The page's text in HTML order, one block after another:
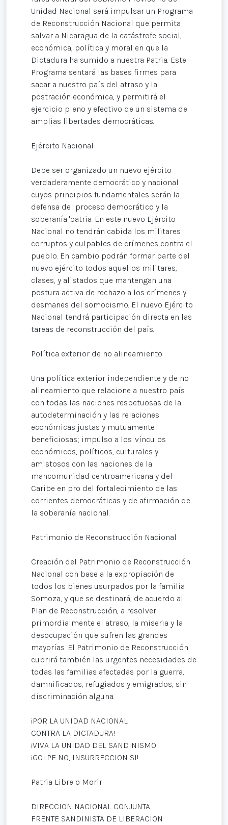
Unidad Nacional será impulsar un Programa
de Reconstrucción Nacional que permita
salvar a Nicaragua de la catástrofe social,
económica, política y moral en que la
Dictadura ha sumido a nuestra Patria. Este
Programa sentará las bases firmes para
sacar a nuestro país del atraso y la
postración económica, y permitirá el
ejercicio pleno y efectivo de un sistema de
amplias libertades democráticas.
Ejército Nacional
Debe ser organizado un nuevo ejército
verdaderamente democrático y nacional
cuyos principios fundamentales serán la
defensa del proceso democrático y la
soberanía 'patria. En este nuevo Ejército
Nacional no tendrán cabida los militares
corruptos y culpables de crímenes contra el
pueblo. En cambio podrán formar parte del
nuevo ejército todos aquellos militares,
clases, y alistados que mantengan una
postura activa de rechazo a los crímenes y
desmanes del somocismo. El nuevo Ejército
Nacional tendrá participación directa en las
tareas de reconstrucción del país.
Política exterior de no alineamiento
Una política exterior independiente y de no
alineamiento que relacione a nuestro país
con todas las naciones respetuosas de la
autodeterminación y las relaciones
económicas justas y mutuamente
beneficiosas; impulso a los .vínculos
económicos, políticos, culturales y
amistosos con las naciones de la
mancomunidad centroamericana y del
Caribe en pro del fortalecimiento de las
corrientes democráticas y de afirmación de
la soberanía nacional.
Patrimonio de Reconstrucción Nacional
Creación del Patrimonio de Reconstrucción
Nacional con base a la expropiación de
todos los bienes usurpados por la familia
Somoza, y que se destinará, de acuerdo al
Plan de Reconstrucción, a resolver
primordialmente el atraso, la miseria y la
desocupación que sufren las grandes
mayorías. El Patrimonio de Reconstrucción
cubrirá también las urgentes necesidades de
todas las familias afectadas por la guerra,
damnificados, refugiados y emigrados, sin
discriminación alguna.
¡POR LA UNIDAD NACIONAL
CONTRA LA DICTADURA!
¡VIVA LA UNIDAD DEL SANDINISMO!
¡GOLPE NO, INSURRECCION SI!
Patria Libre o Morir
DIRECCION NACIONAL CONJUNTA
FRENTE SANDINISTA DE LIBERACION